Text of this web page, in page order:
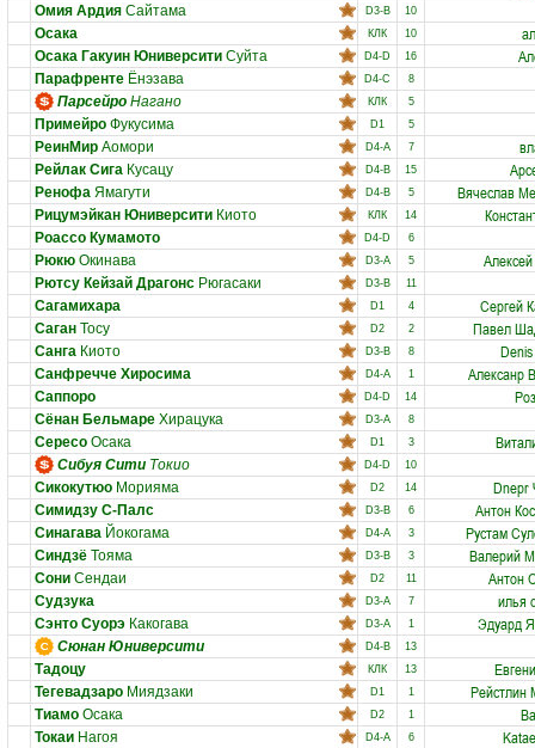
Омия Ардия Сайтама D3-B 10
Осака КЛК 10
Осака Гакуин Юниверсити Суйта D4-D 16
Парафренте Ёнэзава D4-C 8
Парсейро Нагано КЛК 5
Примейро Фукусима D1 5
РеинМир Аомори D4-A 7
Рейлак Сига Кусацу D4-B 15
Ренофа Ямагути D4-B 5 Вячеслав
Рицумэйкан Юниверсити Киото КЛК 14
Роассо Кумамото D4-D 6
Рюкю Окинава D3-A 5
Рютсу Кейзай Драгонс Рюгасаки D3-B 11
Сагамихара D1 4 Сергей
Саган Тосу D2 2 Павел
Санга Киото D3-B 8
Санфречче Хиросима D4-A 1 Алексанр
Саппоро D4-D 14
Сёнан Бельмаре Хирацука D3-A 8
Сересо Осака D1 3
Сибуя Сити Токио D4-D 10
Сикокутюо Морияма D2 14 Dnepr
Симидзу С-Палс D3-B 6 Антон
Синагава Йокогама D4-A 3 Рустам
Синдзё Тояма D3-B 3 Валерий
Сони Сендаи D2 11 Антон
Судзука D3-A 7 илья
Сэнто Суорэ Какогава D3-A 1 Эдуард
Сюнан Юниверсити D4-B 13
Тадоцу КЛК 13
Тегевадзаро Миядзаки D1 1 Рейстлин
Тиамо Осака D2 1
Токаи Нагоя D4-A 6